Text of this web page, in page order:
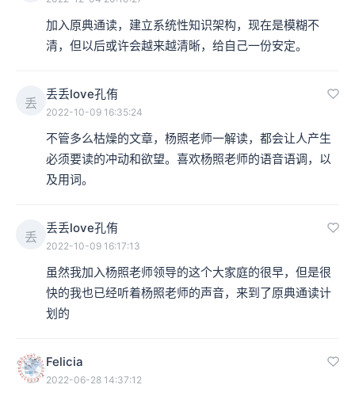
加入原典通读，建立系统性知识架构，现在是模糊不
清，但以后或许会越来越清晰，给自己一份安定。
丢
丢丢love孔侑
2022-10-09 16:35:24
不管多么枯燥的文章，杨照老师一解读，都会让人产生
必须要读的冲动和欲望。喜欢杨照老师的语音语调，以
及用词。
丢
丢丢love孔侑
2022-10-09 16:17:13
虽然我加入杨照老师领导的这个大家庭的很早，但是很
快的我也已经听着杨照老师的声音，来到了原典通读计
划的
Felicia
2022-06-28 14:37:12